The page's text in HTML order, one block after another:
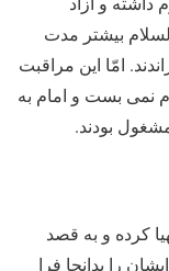
بیشتر مدت
امّا این مراقبت
نمی بست و امام به
بودند.
کرده و به قصد
را بدانجا فرا